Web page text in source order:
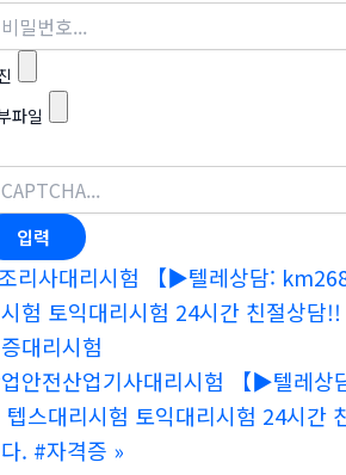
파일
리사대리시험 【▶텔레상담:
험 토익대리시험 24시간 친절상
대리시험
안전산업기사대리시험 【▶텔레
텝스대리시험 토익대리시험 24시간
. #자격증 »